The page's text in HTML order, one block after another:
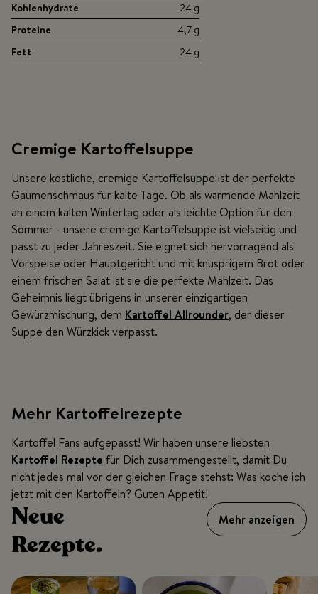
Kohlenhydrate
24 g
Proteine
4,7 g
Fett
24 g
Cremige Kartoffelsuppe
Unsere köstliche, cremige Kartoffelsuppe ist der perfekte
Gaumenschmaus für kalte Tage. Ob als wärmende Mahlzeit
an einem kalten Wintertag oder als leichte Option für den
Sommer - unsere cremige Kartoffelsuppe ist vielseitig und
passt zu jeder Jahreszeit. Sie eignet sich hervorragend als
Vorspeise oder Hauptgericht und mit knusprigem Brot oder
einem frischen Salat ist sie die perfekte Mahlzeit. Das
Geheimnis liegt übrigens in unserer einzigartigen
Gewürzmischung, dem Kartoffel Allrounder, der dieser
Suppe den Würzkick verpasst.
Mehr Kartoffelrezepte
Kartoffel Fans aufgepasst! Wir haben unsere liebsten
Kartoffel Rezepte für Dich zusammengestellt, damit Du
nicht jedes mal vor der gleichen Frage stehst: Was koche ich
jetzt mit den Kartoffeln? Guten Appetit!
Neue
Rezepte.
Mehr anzeigen